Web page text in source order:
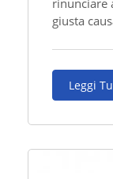
rinunciare
giusta
Leggi